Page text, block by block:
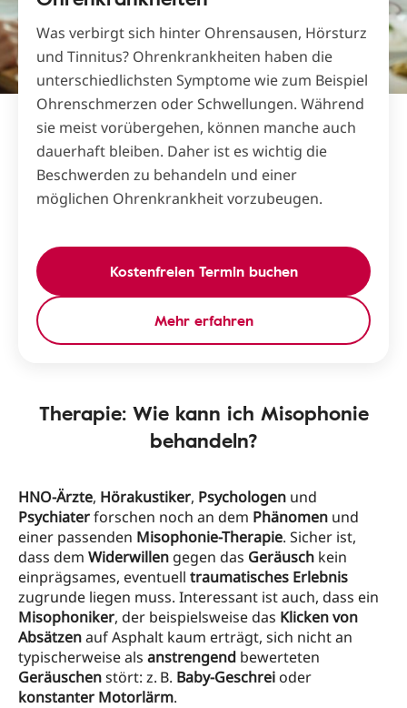
Was verbirgt sich hinter Ohrensausen, Hörsturz
und Tinnitus? Ohrenkrankheiten haben die
unterschiedlichsten Symptome wie zum Beispiel
Ohrenschmerzen oder Schwellungen. Während
sie meist vorübergehen, können manche auch
dauerhaft bleiben. Daher ist es wichtig die
Beschwerden zu behandeln und einer
möglichen Ohrenkrankheit vorzubeugen.
Kostenfreien Termin buchen
Mehr erfahren
Therapie: Wie kann ich Misophonie
behandeln?
HNO-Ärzte, Hörakustiker, Psychologen und
Psychiaterforschen noch an dem Phänomen und
einer passenden Misophonie-Therapie. Sicher ist,
dass dem Widerwillen gegen das Geräusch kein
einprägsames, eventuell traumatisches Erlebnis
zugrunde liegen muss. Interessant ist auch, dass ein
Misophoniker, der beispielsweise das Klicken von
Absätzenauf Asphalt kaum erträgt, sich nicht an
typischerweise als anstrengend bewerteten
Geräuschenstört: z. B. Baby-Geschreioder
konstanter Motorlärm.